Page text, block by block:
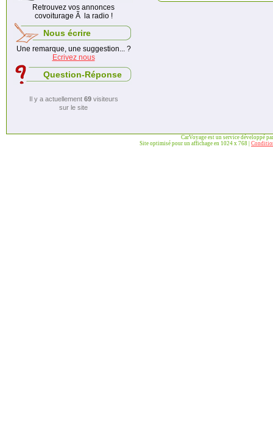
Retrouvez vos annonces
covoiturage Ã la radio !
Nous écrire
Une remarque, une suggestion... ?
Ecrivez nous
Question-Réponse
Il y a actuellement 69visiteurs
sur le site
CarVoyage est un service développé
Site optimisé pour un affichage en 1024 x 768 |